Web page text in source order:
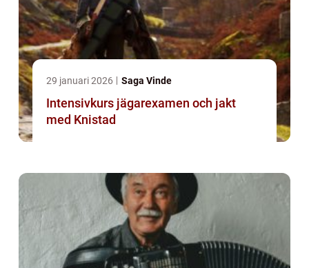
29 januari 2026 Saga Vinde
Intensivkurs jägarexamen och jakt
med Knistad